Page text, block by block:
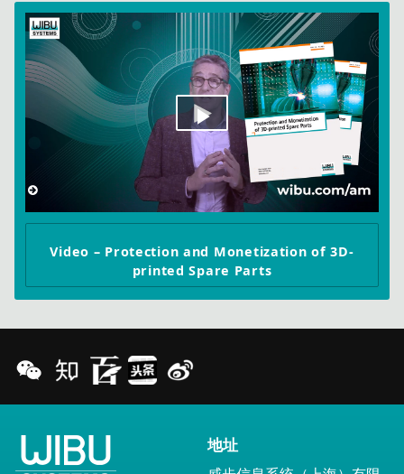
Play
Video
Video – Protection and Monetization of 3D-
printed Spare Parts
地址